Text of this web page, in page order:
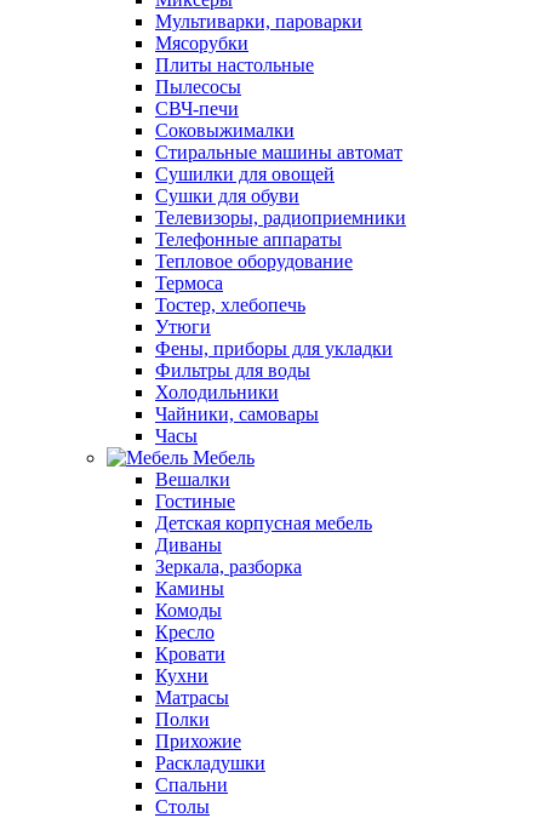
Мультиварки, пароварки
Мясорубки
Плиты настольные
Пылесосы
СВЧ-печи
Соковыжималки
Стиральные машины автомат
Сушилки для овощей
Сушки для обуви
Телевизоры, радиоприемники
Телефонные аппараты
Тепловое оборудование
Термоса
Тостер, хлебопечь
Утюги
Фены, приборы для укладки
Фильтры для воды
Холодильники
Чайники, самовары
Часы
Мебель
Вешалки
Гостиные
Детская корпусная мебель
Диваны
Зеркала, разборка
Камины
Комоды
Кресло
Кровати
Кухни
Матрасы
Полки
Прихожие
Раскладушки
Спальни
Столы